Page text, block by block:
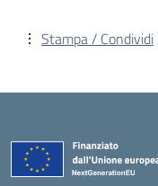
Stampa / Condividi